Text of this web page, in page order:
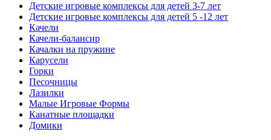
Детские игровые комплексы для детей 3-7 лет
Детские игровые комплексы для детей 5 -12 лет
Качели
Качели-балансир
Качалки на пружине
Карусели
Горки
Песочницы
Лазилки
Малые Игровые Формы
Канатные площадки
Домики